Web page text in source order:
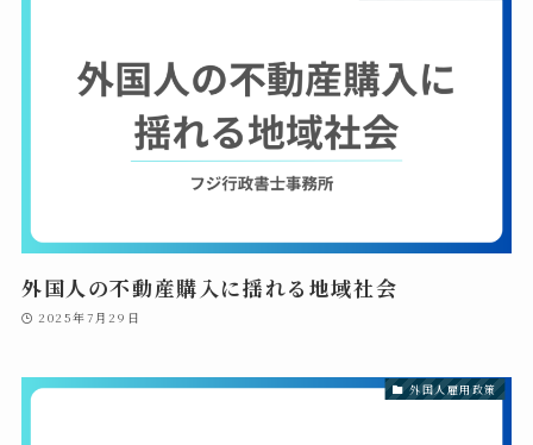
外国人の不動産購入に揺れる地域社会
2025年7月29日
外国人雇用政策